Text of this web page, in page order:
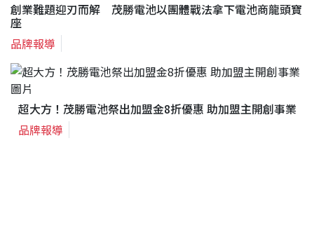
創業難題迎刃而解 茂勝電池以團體戰法拿下電池商龍頭寶
座
品牌報導
超大方！茂勝電池祭出加盟金8折優惠 助加盟主開創事業
品牌報導